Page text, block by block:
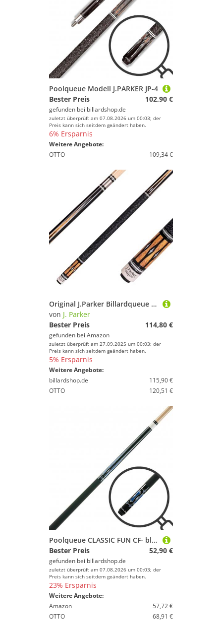
Poolqueue Modell J.PARKER JP-4
Bester Preis
102,90 €
gefunden bei billardshop.de
zuletzt überprüft am 07.08.2026 um 00:03; der
Preis kann sich seitdem geändert haben.
6% Ersparnis
Weitere Angebote:
OTTO
109,34 €
Original J.Parker Billardqueue PE-2, hochwertige Profiqualität, Griffband Irisches Leinen, Quick-Edelstahl-Joint, 147 cm, 12,75 mm Mehrschicht Klebeleder
von J. Parker
Bester Preis
114,80 €
gefunden bei Amazon
zuletzt überprüft am 27.09.2025 um 00:03; der
Preis kann sich seitdem geändert haben.
5% Ersparnis
Weitere Angebote:
billardshop.de
115,90 €
OTTO
120,51 €
Poolqueue CLASSIC FUN CF- blau / schwarz
Bester Preis
52,90 €
gefunden bei billardshop.de
zuletzt überprüft am 07.08.2026 um 00:03; der
Preis kann sich seitdem geändert haben.
23% Ersparnis
Weitere Angebote:
Amazon
57,72 €
OTTO
68,91 €